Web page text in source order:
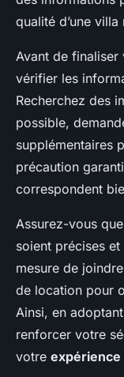
qualité d’une villa
Avant de
vérifier les
Recherchez des
possible,
supplémentaires
précaution
correspondent
Assurez-vous
soient précises
mesure de
de location pour
Ainsi, en
renforcer votre
votre expérience